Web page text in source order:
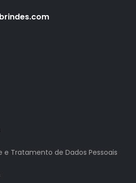
e Tratamento de Dados Pessoais